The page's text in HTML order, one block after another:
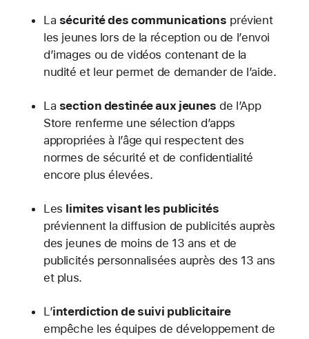
La sécurité des communications prévient
les jeunes lors de la réception ou de l’envoi
d’images ou de vidéos contenant de la
nudité et leur permet de demander de l’aide.
La section destinée aux jeunes de l’App
Store renferme une sélection d’apps
appropriées à l’âge qui respectent des
normes de sécurité et de confidentialité
encore plus élevées.
Les limites visant les publicités
préviennent la diffusion de publicités auprès
des jeunes de moins de 13 ans et de
publicités personnalisées auprès des 13 ans
et plus.
L’interdiction de suivi publicitaire
empêche les équipes de développement de